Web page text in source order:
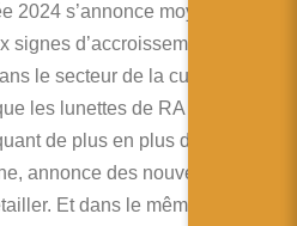
2024 s’annonce moyenne
d’accroissement
le secteur de la culture et du
les lunettes de RA trouvent
de plus en plus d’IA. Meta,
annonce des nouveautés en
Et dans le même temps,